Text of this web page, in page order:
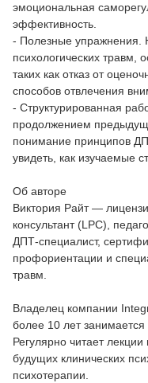
эмоциональная
эффективность.
- Полезные упражнения.
психологических травм,
таких как отказ от
способов отвлечения
- Структурированная
продолжением
понимание принципов
увидеть, как изучаемые
Об авторе
Виктория Райт —
консультант (LPC),
ДПТ-специалист,
профориентации и
травм.
Владелец компании
более 10 лет занимается
Регулярно читает
будущих клинических
психотерапии.